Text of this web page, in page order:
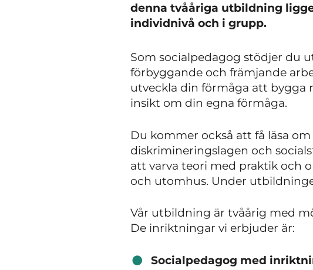
denna tvååriga utbildning
individnivå och i grupp.
Som socialpedagog stödjer du
förbyggande och främjande
utveckla din förmåga att bygga
insikt om din egna förmåga.
Du kommer också att få läsa
diskrimineringslagen och
att varva teori med praktik och
och utomhus. Under
Vår utbildning är tvåårig med
De inriktningar vi erbjuder är:
Socialpedagog med